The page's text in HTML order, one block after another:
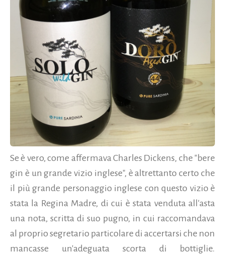
Se è vero, come affermava Charles Dickens, che "bere
gin è un grande vizio inglese", è altrettanto certo che
il più grande personaggio inglese con questo vizio è
stata la Regina Madre, di cui è stata venduta all'asta
una nota, scritta di suo pugno, in cui raccomandava
al proprio segretario particolare di accertarsi che non
mancasse un'adeguata scorta di bottiglie.